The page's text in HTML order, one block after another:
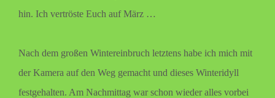
hin. Ich vertröste Euch auf März …
Nach dem großen Wintereinbruch letztens habe ich mich mit
der Kamera auf den Weg gemacht und dieses Winteridyll
festgehalten. Am Nachmittag war schon wieder alles vorbei